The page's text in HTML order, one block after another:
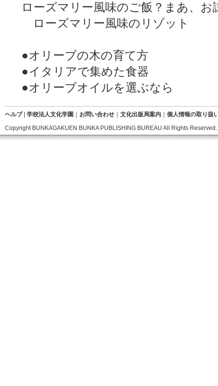
ローズマリー風味のご飯？まあ、お
ローズマリー風味のリゾット
●オリーブの木の育て方
●イタリアで集めた食器
●オリーブオイルを選ぶなら
ヘルプ| 学校法人文化学園 お問い合わせ 文化出版局案内
個人情報の取り扱
Copyright BUNKAGAKUEN BUNKA PUBLISHING BUREAU All Rights Reserved.